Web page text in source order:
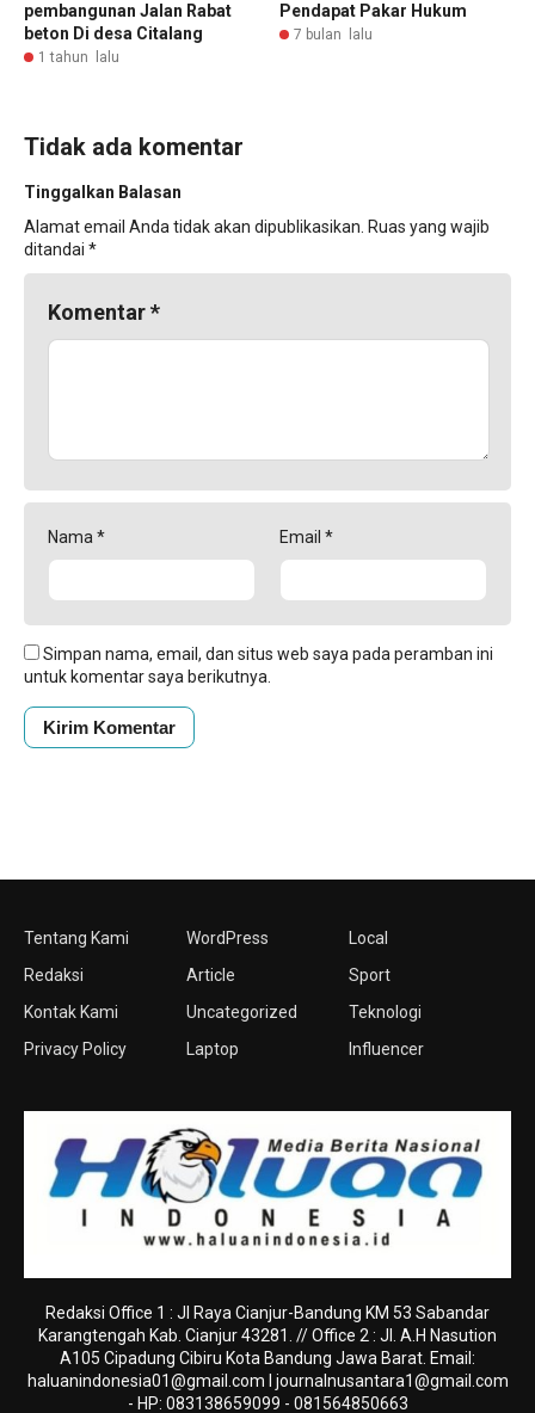
pembangunan Jalan Rabat
beton Di desa Citalang
1 tahun lalu
Pendapat Pakar Hukum
7 bulan lalu
Tidak ada komentar
Tinggalkan Balasan
Alamat email Anda tidak akan dipublikasikan. Ruas yang wajib
ditandai *
Komentar*
Nama* Email *
Simpan nama, email, dan situs web saya pada peramban ini
untuk komentar saya berikutnya.
Tentang Kami
Redaksi
Kontak Kami
Privacy Policy
WordPress
Article
Uncategorized
Laptop
Local
Sport
Teknologi
Influencer
Redaksi Office 1 : Jl Raya Cianjur-Bandung KM 53 Sabandar
Karangtengah Kab. Cianjur 43281. // Office 2 : Jl. A.H Nasution
A105 Cipadung Cibiru Kota Bandung Jawa Barat. Email:
haluanindonesia01@gmail.com
journalnusantara1@gmail.com
- HP: 083138659099 - 081564850663